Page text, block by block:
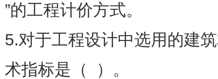
”的工程计价方式。
5.对于工程设计中选用的建
术指标是（ ）。